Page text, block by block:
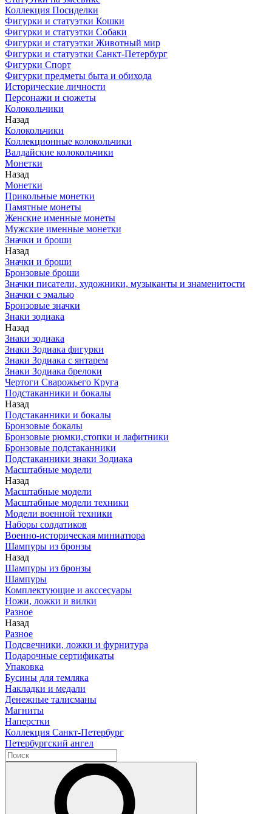
Коллекция Посиделки
Фигурки и статуэтки Кошки
Фигурки и статуэтки Собаки
Фигурки и статуэтки Животный мир
Фигурки и статуэтки Санкт-Петербург
Фигурки Спорт
Фигурки предметы быта и обихода
Исторические личности
Персонажи и сюжеты
Колокольчики
Назад
Колокольчики
Коллекционные колокольчики
Валдайские колокольчики
Монетки
Назад
Монетки
Прикольные монетки
Памятные монеты
Женские именные монеты
Мужские именные монетки
Значки и броши
Назад
Значки и броши
Бронзовые броши
Значки писатели, художники, музыканты и знаменитости
Значки с эмалью
Бронзовые значки
Знаки зодиака
Назад
Знаки зодиака
Знаки Зодиака фигурки
Знаки Зодиака с янтарем
Знаки Зодиака брелоки
Чертоги Сварожьего Круга
Подстаканники и бокалы
Назад
Подстаканники и бокалы
Бронзовые бокалы
Бронзовые рюмки,стопки и лафитники
Бронзовые подстаканники
Подстаканники знаки Зодиака
Масштабные модели
Назад
Масштабные модели
Масштабные модели техники
Модели военной техники
Наборы солдатиков
Военно-историческая миниатюра
Шампуры из бронзы
Назад
Шампуры из бронзы
Шампуры
Комплектующие и акссесуары
Ножи, ложки и вилки
Разное
Назад
Разное
Подсвечники, ложки и фурнитура
Подарочные сертификаты
Упаковка
Бусины для темляка
Накладки и медали
Денежные талисманы
Магниты
Наперстки
Коллекция Санкт-Петербург
Петербургский ангел